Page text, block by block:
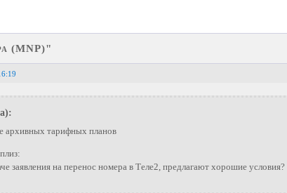
(MNP)"
архивных тарифных планов
заявления на перенос номера в Теле2, предлагают хорошие условия?